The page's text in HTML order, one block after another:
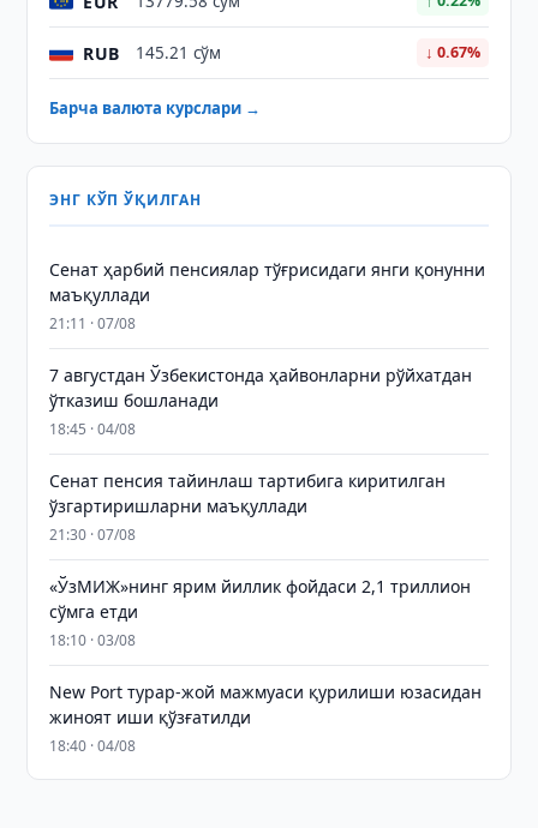
RUB 145.21 сўм ↓ 0.67%
Барча валюта курслари →
ЭНГ КЎП ЎҚИЛГАН
Сенат ҳарбий пенсиялар тўғрисидаги янги қонунни
маъқуллади
21:11 · 07/08
7 августдан Ўзбекистонда ҳайвонларни рўйхатдан
ўтказиш бошланади
18:45 · 04/08
Сенат пенсия тайинлаш тартибига киритилган
ўзгартиришларни маъқуллади
21:30 · 07/08
«ЎзМИЖ»нинг ярим йиллик фойдаси 2,1 триллион
сўмга етди
18:10 · 03/08
New Port турар-жой мажмуаси қурилиши юзасидан
жиноят иши қўзғатилди
18:40 · 04/08